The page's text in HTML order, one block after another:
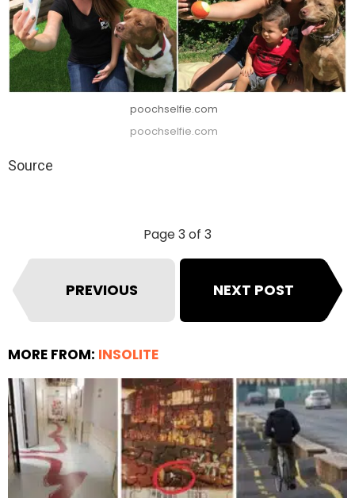
poochselfie.com
poochselfie.com
Source
Page 3 of 3
PREVIOUS NEXT POST
MORE FROM: INSOLITE